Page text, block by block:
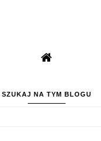
SZUKAJ NA TYM BLOGU